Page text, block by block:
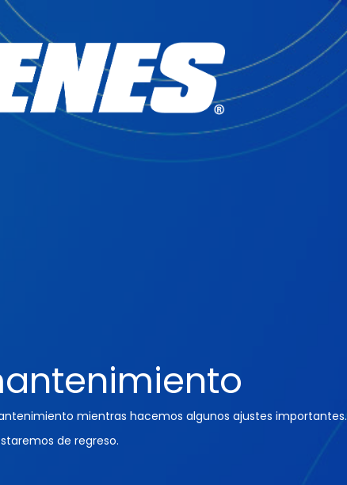
mientras hacemos algunos ajustes importantes.
de regreso.